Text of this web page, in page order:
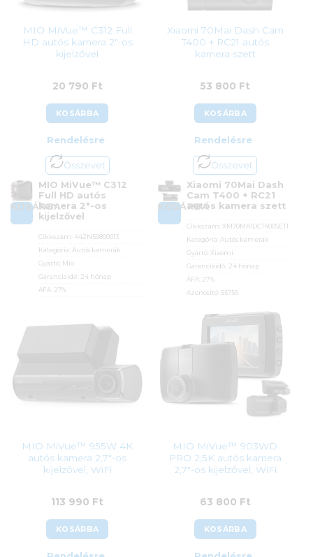
MIO MiVue™ C312 Full
HD autós kamera 2″-os
kijelzővel
20 790 Ft
KOSÁRBA
Rendelésre
Összevet
KOSÁRBA
MIO MiVue™ C312
Full HD autós
kamera 2″-os
kijelzővel
Cikkszám: 442N59800013
Kategória: Autós kamerák
Gyártó: Mio
Garanciaidő: 24 hónap
ÁFA: 27%
20 790Ft
Xiaomi 70Mai Dash Cam
T400 + RC21 autós
kamera szett
53 800 Ft
KOSÁRBA
Rendelésre
Összevet
KOSÁRBA
Xiaomi 70Mai Dash
Cam T400 + RC21
autós kamera szett
Cikkszám: XM70MAIDCT400SET1
Kategória: Autós kamerák
Gyártó: Xiaomi
Garanciaidő: 24 hónap
ÁFA: 27%
Azonosító: 55755
53 800Ft
MIO MiVue™ 955W 4K
autós kamera 2,7″-os
kijelzővel, WiFi
113 990 Ft
KOSÁRBA
MIO MiVue™ 903WD
PRO 2,5K autós kamera
2,7″-os kijelzővel, WiFi
63 800 Ft
KOSÁRBA